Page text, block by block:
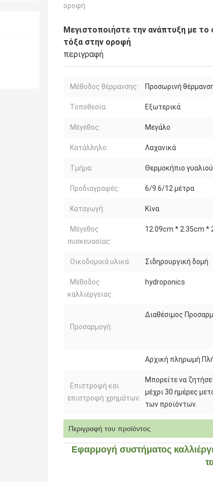
οροφή
Μεγιστοποιήστε την ανάπτυξη με το
τόξα στην οροφή
περιγραφή
Μέθοδος θέρμανσης: Προσωρινή
Τοποθεσία: Εξωτερικά
Μέγεθος: Μεγάλο
Κατάλληλο: Λαχανικά
Τμήμα: Θερμοκήπιο γυαλιού
Προδιαγραφές: 6/9.6/12 μέτρα
Καταγωγή: Κίνα
Μέγεθος
συσκευασίας:
12.09cm * 2.35cm *
Οικοδομικά υλικά: Σιδηρουργική δομή
Μέθοδος
καλλιέργειας:
hydroponics
Προσαρμογή:
Διαθέσιμος
: Αρχική πληρωμή
Επιστροφή και
επιστροφή χρημάτων:
Μπορείτε να
μέχρι 30 ημέρες
των προϊόντων.
Περιγραφή του προϊόντος
Εφαρμογή συστήματος